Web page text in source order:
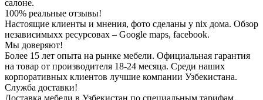
салоне.
100% реальные отзывы!
Настоящие клиенты и мнения, фото сделаны у nix дома. Обзор
независимыхx ресурсовах – Google maps, facebook.
Мы доверяют!
Более 15 лет опыта на рынке мебели. Официальная гарантия
на товар от производителя 18-24 месяца. Среди наших
корпоративных клиентов лучшие компании Узбекистана.
Служба доставки!
Доставка мебели в Узбекистан по специальным тарифам,